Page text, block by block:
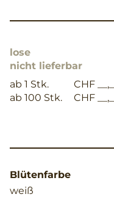
lose
nicht lieferbar
ab 1 Stk.
CHF __,__
ab 100 Stk.
CHF __,__
Blütenfarbe
weiß